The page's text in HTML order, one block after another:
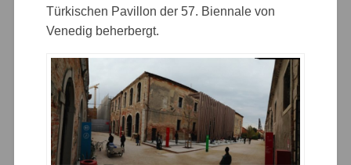
Türkischen Pavillon der 57. Biennale von
Venedig beherbergt.